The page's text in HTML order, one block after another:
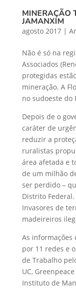
MINERAÇÃO
JAMANXIM
agosto 2017|
Não é só na
Associados
protegidas
mineração. A
no sudoeste do
Depois de o
caráter de
reduzir a
ruralistas
área afetada e
de um milhão
ser perdido –
Distrito
Invasores de
madeireiros
As informações
por 11 redes e
de Trabalho
UC,
Instituto de